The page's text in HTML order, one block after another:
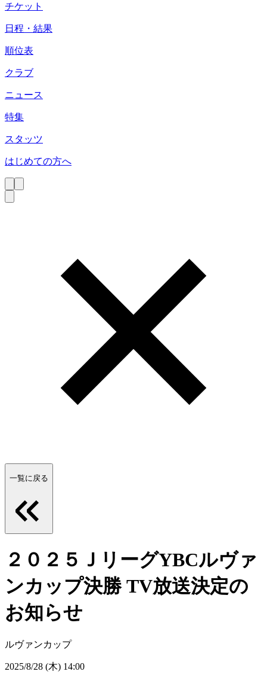
チケット
日程・結果
順位表
クラブ
ニュース
特集
スタッツ
はじめての方へ
一覧に戻る
２０２５ＪリーグYBCルヴァ
ンカップ決勝 TV放送決定の
お知らせ
ルヴァンカップ
2025/8/28 (木) 14:00